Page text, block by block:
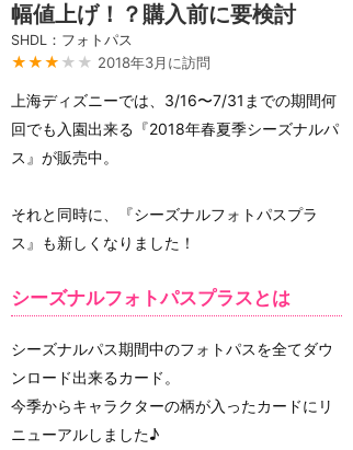
幅値上げ！？購入前に要検討
SHDL：フォトパス
★★★ ★★ 2018年3月に訪問
上海ディズニーでは、3/16〜7/31までの期間何
回でも入園出来る『2018年春夏季シーズナルパ
ス』が販売中。
それと同時に、『シーズナルフォトパスプラ
ス』も新しくなりました！
シーズナルフォトパスプラスとは
シーズナルパス期間中のフォトパスを全てダウ
ンロード出来るカード。
今季からキャラクターの柄が入ったカードにリ
ニューアルしました♪